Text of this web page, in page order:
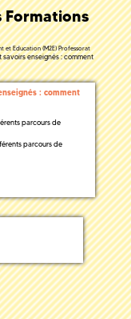
Formations
et Education (M2E) Professorat
savoirs enseignés : comment
: comment
parcours de
parcours de